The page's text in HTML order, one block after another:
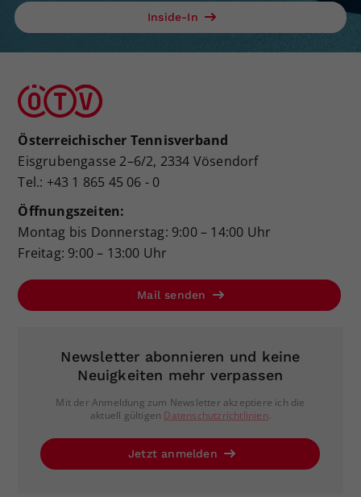
Inside-In
Österreichischer Tennisverband
Eisgrubengasse 2–6/2, 2334 Vösendorf
Tel.: +43 1 865 45 06 - 0
Öffnungszeiten:
Montag bis Donnerstag: 9:00 – 14:00 Uhr
Freitag: 9:00 – 13:00 Uhr
Mail senden
Newsletter abonnieren und keine
Neuigkeiten mehr verpassen
Mit der Anmeldung zum Newsletter akzeptiere ich die
aktuell gültigen Datenschutzrichtlinien.
Jetzt anmelden